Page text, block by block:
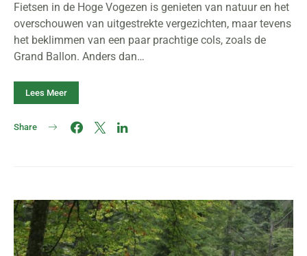
Fietsen in de Hoge Vogezen is genieten van natuur en het
overschouwen van uitgestrekte vergezichten, maar tevens
het beklimmen van een paar prachtige cols, zoals de
Grand Ballon. Anders dan…
Lees Meer
Share